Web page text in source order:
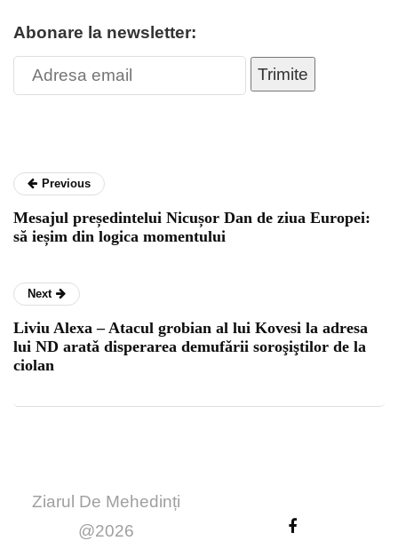
Abonare la newsletter:
Trimite
Previous
Mesajul președintelui Nicușor Dan de ziua Europei:
să ieșim din logica momentului
Next
Liviu Alexa – Atacul grobian al lui Kovesi la adresa
lui ND aratǎ disperarea demufǎrii soroşiştilor de la
ciolan
Ziarul De Mehedinți
@2026